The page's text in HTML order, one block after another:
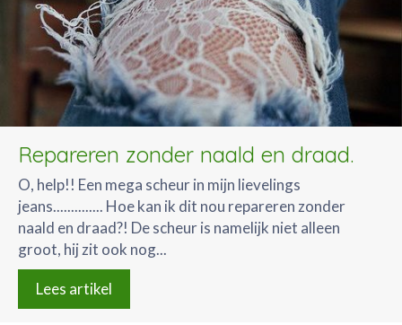
Repareren zonder naald en draad.
O, help!! Een mega scheur in mijn lievelings
jeans.............. Hoe kan ik dit nou repareren zonder
naald en draad?! De scheur is namelijk niet alleen
groot, hij zit ook nog...
Lees artikel